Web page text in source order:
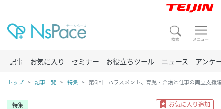
記事 お気に入り セミナー お役立ちツール ニュース アンケ
トップ 記事一覧 特集 第6回 ハラスメント、育児・介護と仕事の両立支援
特集